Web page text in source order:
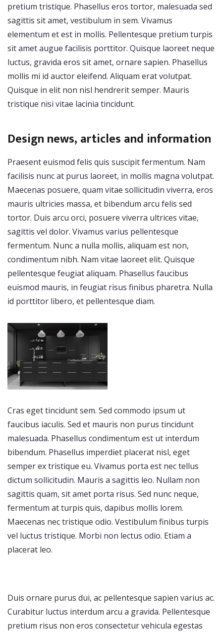
pretium tristique. Phasellus eros tortor, malesuada sed
sagittis sit amet, vestibulum in sem. Vivamus
elementum et est in mollis. Pellentesque pretium turpis
sit amet augue facilisis porttitor. Quisque laoreet neque
luctus, gravida eros sit amet, ornare sapien. Phasellus
mollis mi id auctor eleifend. Aliquam erat volutpat.
Quisque in elit non nisl hendrerit semper. Mauris
tristique nisi vitae lacinia tincidunt.
Design news, articles and information
Praesent euismod felis quis suscipit fermentum. Nam
facilisis nunc at purus laoreet, in mollis magna volutpat.
Maecenas posuere, quam vitae sollicitudin viverra, eros
mauris ultricies massa, et bibendum arcu felis sed
tortor. Duis arcu orci, posuere viverra ultrices vitae,
sagittis vel dolor. Vivamus varius pellentesque
fermentum. Nunc a nulla mollis, aliquam est non,
condimentum nibh. Nam vitae laoreet elit. Quisque
pellentesque feugiat aliquam. Phasellus faucibus
euismod mauris, in feugiat risus finibus pharetra. Nulla
id porttitor libero, et pellentesque diam.
Cras eget tincidunt sem. Sed commodo ipsum ut
faucibus iaculis. Sed et mauris non purus tincidunt
malesuada. Phasellus condimentum est ut interdum
bibendum. Phasellus imperdiet placerat nisl, eget
semper ex tristique eu. Vivamus porta est nec tellus
dictum sollicitudin. Mauris a sagittis leo. Nullam non
sagittis quam, sit amet porta risus. Sed nunc neque,
fermentum at turpis quis, dapibus mollis lorem.
Maecenas nec tristique odio. Vestibulum finibus turpis
vel luctus tristique. Morbi non lectus odio. Etiam a
placerat leo.
Duis ornare purus dui, ac pellentesque sapien varius ac.
Curabitur luctus interdum arcu a gravida. Pellentesque
pretium risus non eros consectetur vehicula egestas